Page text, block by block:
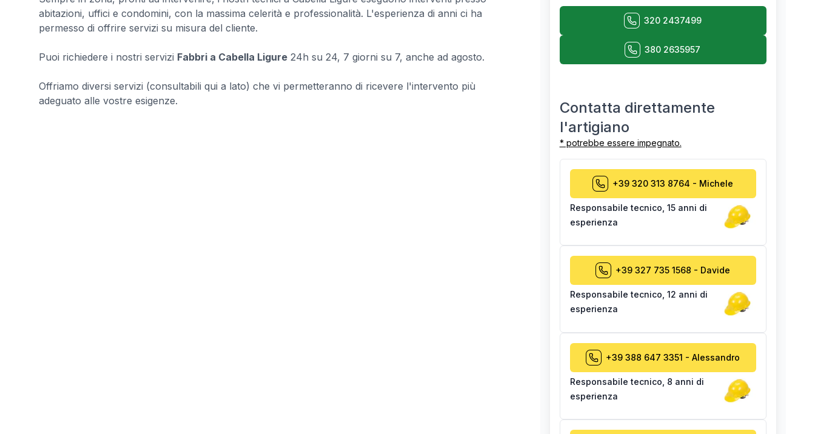
abitazioni, uffici e condomini, con la massima celerità e professionalità. L'esperienza di anni ci ha
permesso di offrire servizi su misura del cliente.
Puoi richiedere i nostri servizi Fabbri a Cabella Ligure 24h su 24, 7 giorni su 7, anche ad agosto.
Offriamo diversi servizi (consultabili qui a lato) che vi permetteranno di ricevere l'intervento più
adeguato alle vostre esigenze.
320 2437499
380 2635957
Contatta direttamente
l'artigiano
* potrebbe essere impegnato.
+39 320 313 8764 - Michele
Responsabile tecnico 15 anni di
esperienza
+39 327 735 1568 - Davide
Responsabile tecnico 12 anni di
esperienza
+39 388 647 3351 - Alessandro
Responsabile tecnico 8 anni di
esperienza